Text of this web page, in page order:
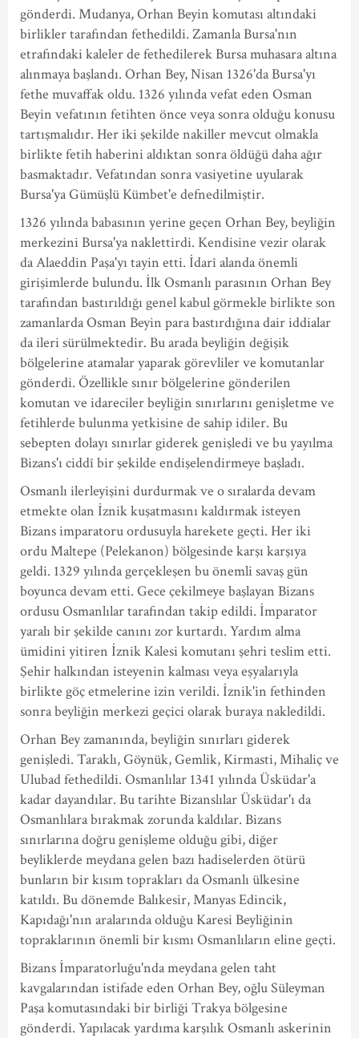
gönderdi. Mudanya, Orhan Beyin komutası altındaki
birlikler tarafından fethedildi. Zamanla Bursa'nın
etrafındaki kaleler de fethedilerek Bursa muhasara altına
alınmaya başlandı. Orhan Bey, Nisan 1326'da Bursa'yı
fethe muvaffak oldu. 1326 yılında vefat eden Osman
Beyin vefatının fetihten önce veya sonra olduğu konusu
tartışmalıdır. Her iki şekilde nakiller mevcut olmakla
birlikte fetih haberini aldıktan sonra öldüğü daha ağır
basmaktadır. Vefatından sonra vasiyetine uyularak
Bursa'ya Gümüşlü Kümbet'e defnedilmiştir.
1326 yılında babasının yerine geçen Orhan Bey, beyliğin
merkezini Bursa'ya naklettirdi. Kendisine vezir olarak
da Alaeddin Paşa'yı tayin etti. İdarî alanda önemli
girişimlerde bulundu. İlk Osmanlı parasının Orhan Bey
tarafından bastırıldığı genel kabul görmekle birlikte son
zamanlarda Osman Beyin para bastırdığına dair iddialar
da ileri sürülmektedir. Bu arada beyliğin değişik
bölgelerine atamalar yaparak görevliler ve komutanlar
gönderdi. Özellikle sınır bölgelerine gönderilen
komutan ve idareciler beyliğin sınırlarını genişletme ve
fetihlerde bulunma yetkisine de sahip idiler. Bu
sebepten dolayı sınırlar giderek genişledi ve bu yayılma
Bizans'ı ciddî bir şekilde endişelendirmeye başladı.
Osmanlı ilerleyişini durdurmak ve o sıralarda devam
etmekte olan İznik kuşatmasını kaldırmak isteyen
Bizans imparatoru ordusuyla harekete geçti. Her iki
ordu Maltepe (Pelekanon) bölgesinde karşı karşıya
geldi. 1329 yılında gerçekleşen bu önemli savaş gün
boyunca devam etti. Gece çekilmeye başlayan Bizans
ordusu Osmanlılar tarafından takip edildi. İmparator
yaralı bir şekilde canını zor kurtardı. Yardım alma
ümidini yitiren İznik Kalesi komutanı şehri teslim etti.
Şehir halkından isteyenin kalması veya eşyalarıyla
birlikte göç etmelerine izin verildi. İznik'in fethinden
sonra beyliğin merkezi geçici olarak buraya nakledildi.
Orhan Bey zamanında, beyliğin sınırları giderek
genişledi. Taraklı, Göynük, Gemlik, Kirmasti, Mihaliç ve
Ulubad fethedildi. Osmanlılar 1341 yılında Üsküdar'a
kadar dayandılar. Bu tarihte Bizanslılar Üsküdar'ı da
Osmanlılara bırakmak zorunda kaldılar. Bizans
sınırlarına doğru genişleme olduğu gibi, diğer
beyliklerde meydana gelen bazı hadiselerden ötürü
bunların bir kısım toprakları da Osmanlı ülkesine
katıldı. Bu dönemde Balıkesir, Manyas Edincik,
Kapıdağı'nın aralarında olduğu Karesi Beyliğinin
topraklarının önemli bir kısmı Osmanlıların eline geçti.
Bizans İmparatorluğu'nda meydana gelen taht
kavgalarından istifade eden Orhan Bey, oğlu Süleyman
Paşa komutasındaki bir birliği Trakya bölgesine
gönderdi. Yapılacak yardıma karşılık Osmanlı askerinin